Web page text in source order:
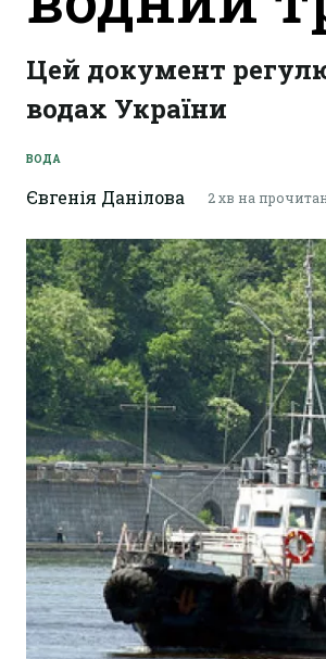
Цей документ
водах України
ВОДА
Євгенія Данілова 2 хв на